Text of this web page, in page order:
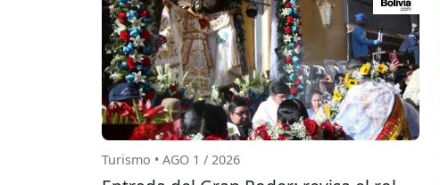
Turismo • AGO 1 / 2026